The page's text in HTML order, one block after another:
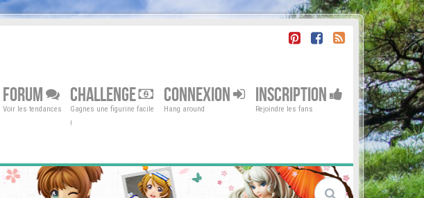
FORUM
Voir les tendances
CHALLENGE
Gagnes une figurine facile
!
CONNEXION
Hang around
INSCRIPTION
Rejoindre les fans